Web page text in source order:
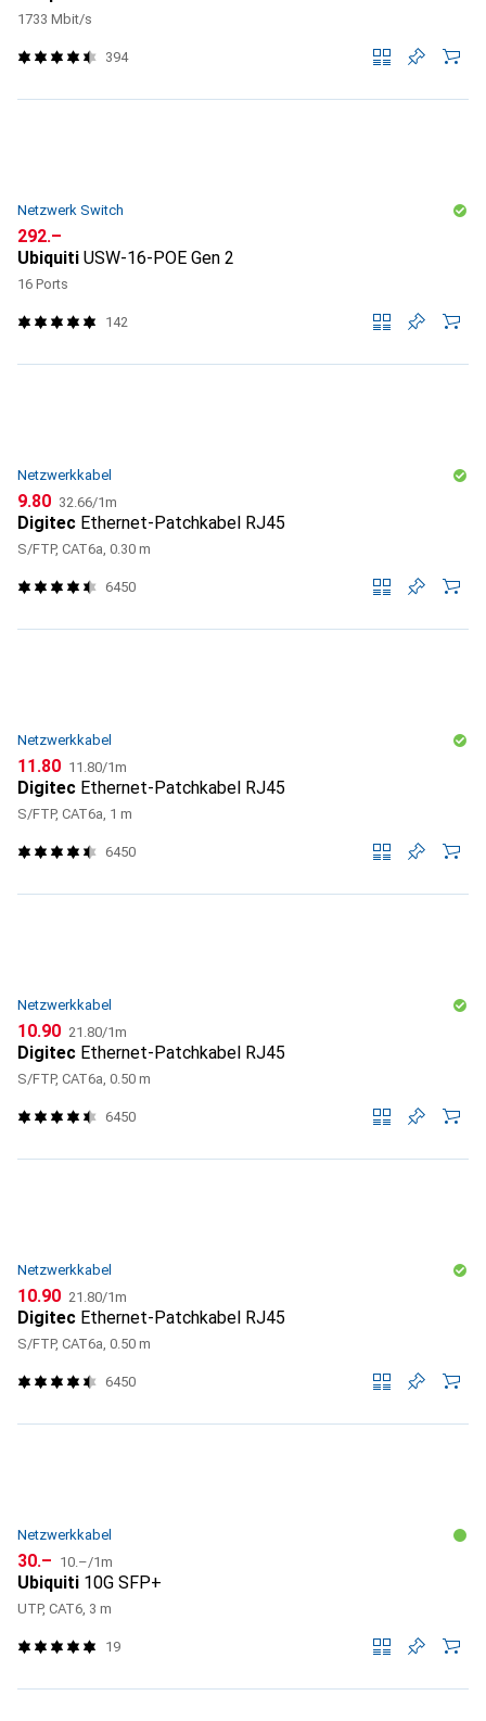
1733 Mbit/s
394
Netzwerk Switch
CHF
292.–
Ubiquiti USW-16-POE Gen 2
16 Ports
142
Netzwerkkabel
CHF
9.80 CHF
32.66/1m
Digitec Ethernet-Patchkabel RJ45
S/FTP, CAT6a, 0.30 m
6450
Netzwerkkabel
CHF
11.80 CHF
11.80/1m
Digitec Ethernet-Patchkabel RJ45
S/FTP, CAT6a, 1 m
6450
Netzwerkkabel
CHF
10.90 CHF
21.80/1m
Digitec Ethernet-Patchkabel RJ45
S/FTP, CAT6a, 0.50 m
6450
Netzwerkkabel
CHF
10.90 CHF
21.80/1m
Digitec Ethernet-Patchkabel RJ45
S/FTP, CAT6a, 0.50 m
6450
Netzwerkkabel
CHF
30.– CHF
10.–/1m
Ubiquiti 10G SFP+
UTP, CAT6, 3 m
19